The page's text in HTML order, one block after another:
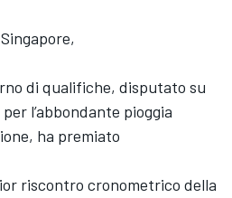
di qualifiche, disputato su
l’abbondante pioggia
ha premiato
riscontro cronometrico della